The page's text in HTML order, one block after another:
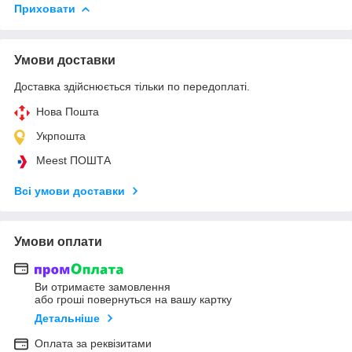
Приховати
Умови доставки
Доставка здійснюється тільки по передоплаті.
Нова Пошта
Укрпошта
Meest ПОШТА
Всі умови доставки
Умови оплати
Ви отримаєте замовлення
або гроші повернуться на вашу картку
Детальніше
Оплата за реквізитами